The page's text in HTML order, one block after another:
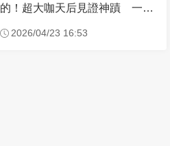
的！超大咖天后見證神蹟 一靠
2026/04/23 16:53